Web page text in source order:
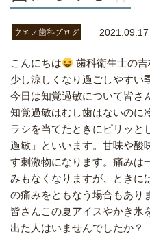
ウエノ歯科ブログ 2021.09.17
こんにちは
歯科衛生士の吉
少し涼しくなり過ごしやすい
今日は知覚過敏について皆さ
知覚過敏はむし歯はないのに
ラシを当てたときにピリッと
過敏」といいます。甘味や酸
す刺激物になります。痛みは
みもなくなりますが、ときに
の痛みをともなう場合もあり
皆さんこの夏アイスやかき氷
出た人はいませんでしたか？